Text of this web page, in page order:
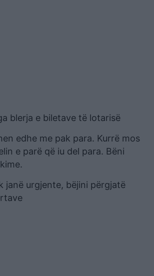
blerja e biletave të lotarisë
edhe me pak para. Kurrë mos
e parë që iu del para. Bëni
janë urgjente, bëjini përgjatë